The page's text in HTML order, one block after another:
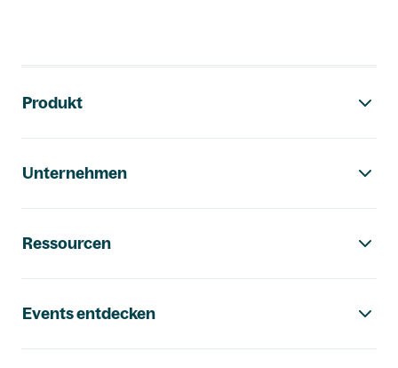
Produkt
Unternehmen
Ressourcen
Events entdecken